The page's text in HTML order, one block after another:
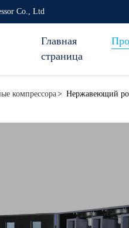
Co., Ltd
Главная
страница
компрессора> Нержавеющий